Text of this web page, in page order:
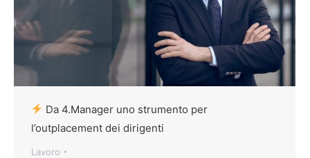
Da 4.Manager uno strumento per
l’outplacement dei dirigenti
Lavoro